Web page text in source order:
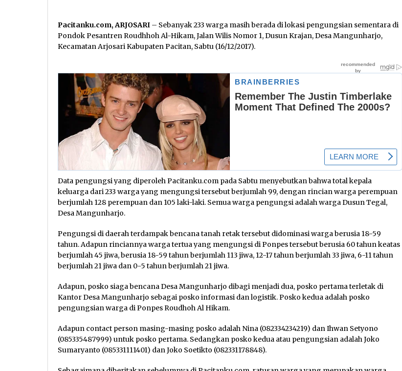
Pacitanku.com, ARJOSARI – Sebanyak 233 warga masih berada di lokasi pengungsian sementara di
Pondok Pesantren Roudhhoh Al-Hikam, Jalan Wilis Nomor 1, Dusun Krajan, Desa Mangunharjo,
Kecamatan Arjosari Kabupaten Pacitan, Sabtu (16/12/2017).
Data pengungsi yang diperoleh Pacitanku.com pada Sabtu menyebutkan bahwa total kepala
keluarga dari 233 warga yang mengungsi tersebut berjumlah 99, dengan rincian warga perempuan
berjumlah 128 perempuan dan 105 laki-laki. Semua warga pengungsi adalah warga Dusun Tegal,
Desa Mangunharjo.
Pengungsi di daerah terdampak bencana tanah retak tersebut didominasi warga berusia 18-59
tahun. Adapun rinciannya warga tertua yang mengungsi di Ponpes tersebut berusia 60 tahun keatas
berjumlah 45 jiwa, berusia 18-59 tahun berjumlah 113 jiwa, 12-17 tahun berjumlah 33 jiwa, 6-11 tahun
berjumlah 21 jiwa dan 0-5 tahun berjumlah 21 jiwa.
Adapun, posko siaga bencana Desa Mangunharjo dibagi menjadi dua, posko pertama terletak di
Kantor Desa Mangunharjo sebagai posko informasi dan logistik. Posko kedua adalah posko
pengungsian warga di Ponpes Roudhoh Al Hikam.
Adapun contact person masing-masing posko adalah Nina (082334234219) dan Ihwan Setyono
(085335487999) untuk posko pertama. Sedangkan posko kedua atau pengungsian adalah Joko
Sumaryanto (085331111401) dan Joko Soetikto (082331178848).